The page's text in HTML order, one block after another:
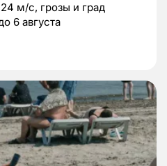
м/с, грозы и град
6 августа